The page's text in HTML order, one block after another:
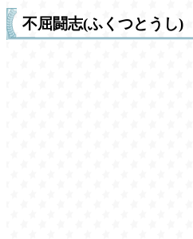
不屈闘志(ふくつとうし)